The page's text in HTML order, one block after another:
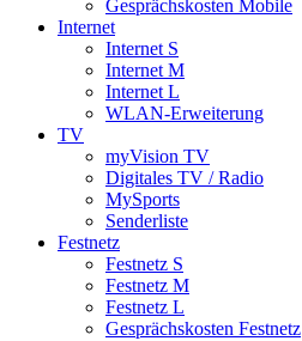
Gesprächskosten Mobile
Internet
Internet S
Internet M
Internet L
WLAN-Erweiterung
TV
myVision TV
Digitales TV / Radio
MySports
Senderliste
Festnetz
Festnetz S
Festnetz M
Festnetz L
Gesprächskosten Festnetz